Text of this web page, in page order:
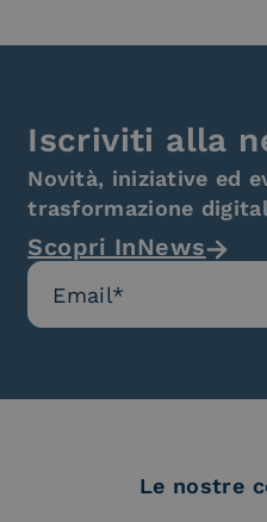
Iscriviti alla
Novità, iniziative ed
trasformazione
Scopri InNews
Le nostre